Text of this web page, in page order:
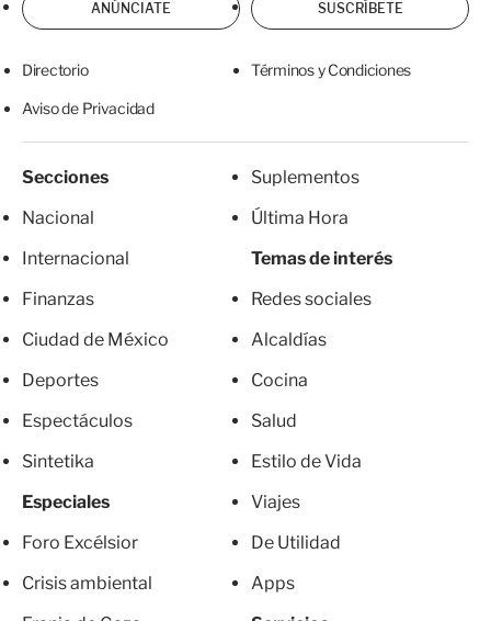
ANÚNCIATE SUSCRÍBETE
Directorio Términos y Condiciones
Aviso de Privacidad
Secciones
Nacional
Internacional
Finanzas
Ciudad de México
Deportes
Espectáculos
Sintetika
Especiales
Foro Excélsior
Crisis ambiental
Suplementos
Última Hora
Temas de interés
Redes sociales
Alcaldías
Cocina
Salud
Estilo de Vida
Viajes
De Utilidad
Apps